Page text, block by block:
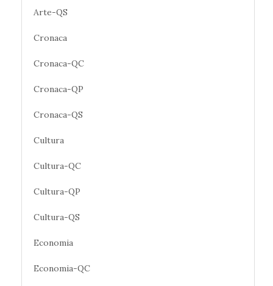
Arte-QS
Cronaca
Cronaca-QC
Cronaca-QP
Cronaca-QS
Cultura
Cultura-QC
Cultura-QP
Cultura-QS
Economia
Economia-QC